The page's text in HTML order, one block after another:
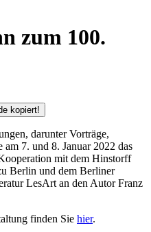
zum 100.
kopiert!
darunter Vorträge,
am 7. und 8. Januar 2022 das
mit dem Hinstorff
Berlin und dem Berliner
LesArt an den Autor Franz
finden Sie hier.